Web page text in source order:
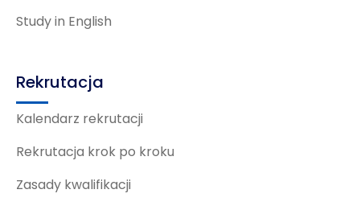
Study in English
Rekrutacja
Kalendarz rekrutacji
Rekrutacja krok po kroku
Zasady kwalifikacji